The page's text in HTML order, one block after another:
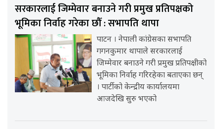
सरकारलाई जिम्मेवार बनाउने गरी प्रमुख प्रतिपक्षको
भूमिका निर्वाह गरेका छौँ : सभापति थापा
पाटन । नेपाली कांग्रेसका सभापति
गगनकुमार थापाले सरकारलाई
जिम्मेवार बनाउने गरी प्रमुख प्रतिपक्षीको
भूमिका निर्वाह गरिरहेका बताएका छन्
। पार्टीको केन्द्रीय कार्यालयमा
आजदेखि सुरु भएको